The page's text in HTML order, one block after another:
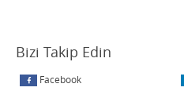
Bizi Takip Edin
Facebook